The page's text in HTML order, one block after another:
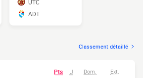
UTC
ADT
Classement détaillé
Pts J Dom. Ext.